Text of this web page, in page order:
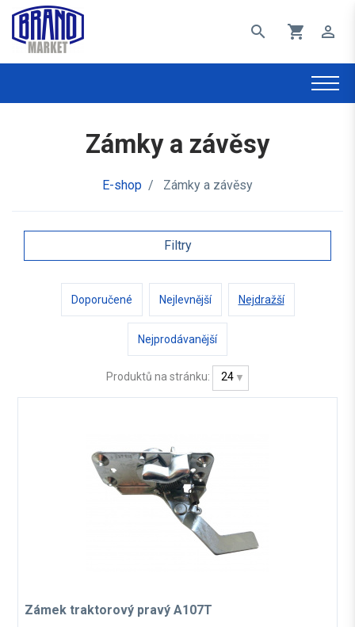
search shopping_cart perm_identity
Zámky a závěsy
E-shop / Zámky a závěsy
Filtry
Doporučené Nejlevnější Nejdražší
Nejprodávanější
Produktů na stránku: 24
Zámek traktorový pravý A107T